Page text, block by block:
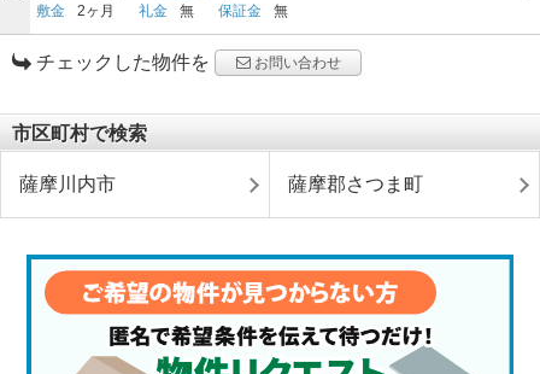
敷金
2ヶ月 礼金 無 保証金 無
チェックした物件を お問い合わせ
市区町村で検索
薩摩川内市 薩摩郡さつま町